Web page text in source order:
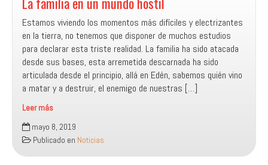
MI
FAMILIA
Estamos viviendo los momentos más difíciles y electrizantes
en la tierra, no tenemos que disponer de muchos estudios
para declarar esta triste realidad. La familia ha sido atacada
desde sus bases, esta arremetida descarnada ha sido
articulada desde el principio, allá en Edén, sabemos quién vino
a matar y a destruir, el enemigo de nuestras […]
Leer más
La
familia
en
un
mayo 8, 2019
Publicado en Noticias